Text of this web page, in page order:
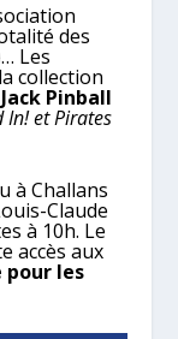
des
Les
collection
Pinball
In! et Pirates
à Challans
Claude
à 10h. Le
accès aux
les